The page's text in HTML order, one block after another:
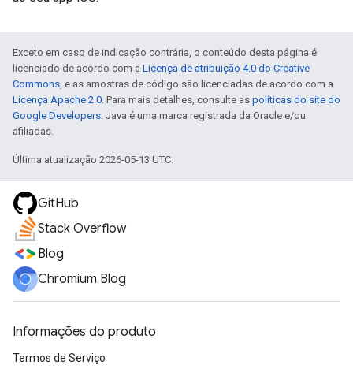
Exceto em caso de indicação contrária, o conteúdo desta página é
licenciado de acordo com a Licença de atribuição 4.0 do Creative
Commons, e as amostras de código são licenciadas de acordo com a
Licença Apache 2.0. Para mais detalhes, consulte as políticas do site do
Google Developers. Java é uma marca registrada da Oracle e/ou
afiliadas.
Última atualização 2026-05-13 UTC.
GitHub
Stack Overflow
Blog
Chromium Blog
Informações do produto
Termos de Serviço